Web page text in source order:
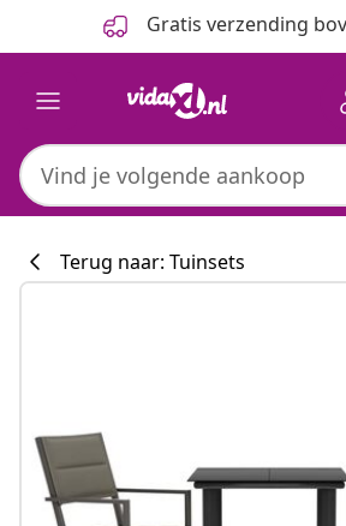
Gratis verzending
Terug naar: Tuinsets